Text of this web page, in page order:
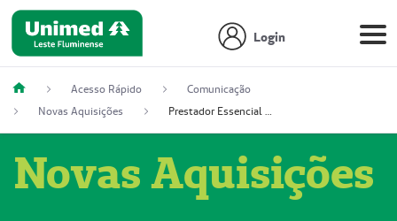
Login
Acesso Rápido
Comunicação
Novas Aquisições
Prestador Essencial Gestão em Saúde Ereli (51004354-7)
Novas Aquisições